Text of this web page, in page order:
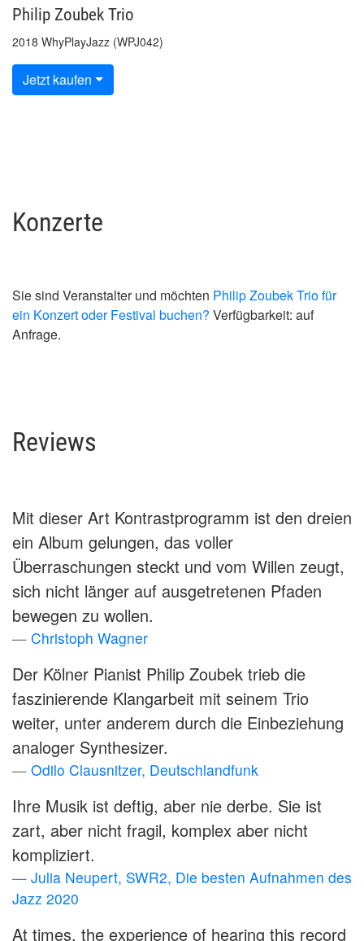
Philip Zoubek Trio
2018 WhyPlayJazz (WPJ042)
Jetzt kaufen
Konzerte
Sie sind Veranstalter und möchten Philip Zoubek Trio für
ein Konzert oder Festival buchen? Verfügbarkeit: auf
Anfrage.
Reviews
Mit dieser Art Kontrastprogramm ist den dreien
ein Album gelungen, das voller
Überraschungen steckt und vom Willen zeugt,
sich nicht länger auf ausgetretenen Pfaden
bewegen zu wollen.
Christoph Wagner
Der Kölner Pianist Philip Zoubek trieb die
faszinierende Klangarbeit mit seinem Trio
weiter, unter anderem durch die Einbeziehung
analoger Synthesizer.
Odilo Clausnitzer, Deutschlandfunk
Ihre Musik ist deftig, aber nie derbe. Sie ist
zart, aber nicht fragil, komplex aber nicht
kompliziert.
Julia Neupert, SWR2, Die besten Aufnahmen des
Jazz 2020
At times, the experience of hearing this record